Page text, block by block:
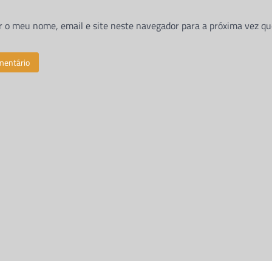
o meu nome, email e site neste navegador para a próxima vez